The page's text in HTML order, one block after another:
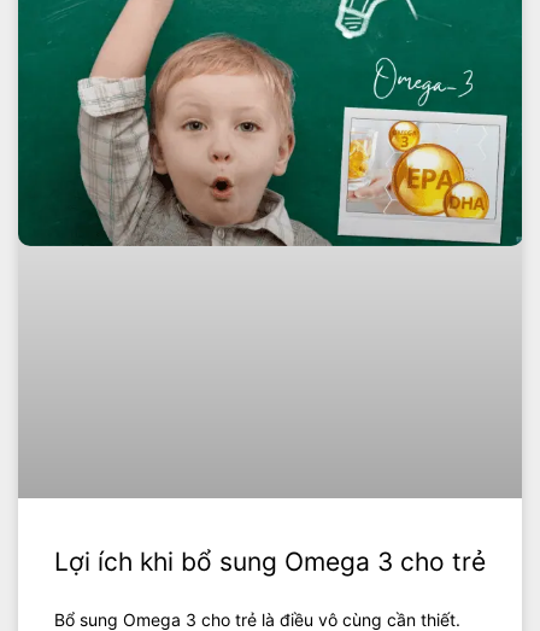
Lợi ích khi bổ sung Omega 3 cho trẻ
Bổ sung Omega 3 cho trẻ là điều vô cùng cần thiết.